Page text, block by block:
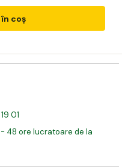
coș
01
48 ore lucratoare de la